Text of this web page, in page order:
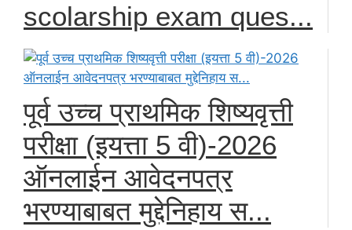
scolarship exam ques...
पूर्व उच्च प्राथमिक शिष्यवृत्ती
परीक्षा (इयत्ता 5 वी)-2026
ऑनलाईन आवेदनपत्र
भरण्याबाबत मुद्देनिहाय स...